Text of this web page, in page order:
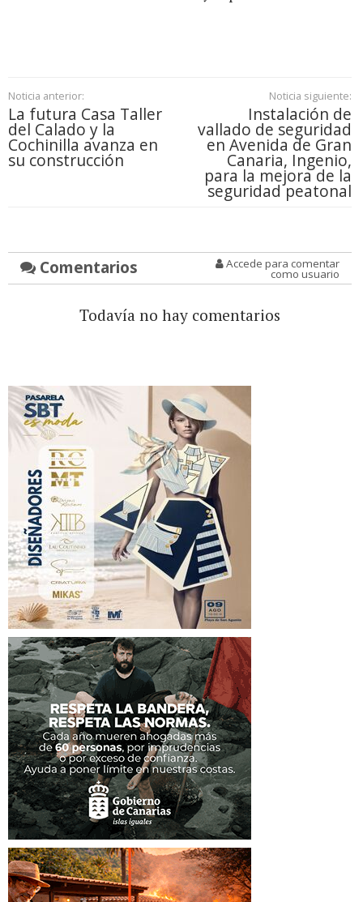
Noticia anterior:
La futura Casa Taller
del Calado y la
Cochinilla avanza en
su construcción
Noticia siguiente:
Instalación de
vallado de seguridad
en Avenida de Gran
Canaria, Ingenio,
para la mejora de la
seguridad peatonal
Comentarios Accede para comentar
como usuario
Todavía no hay comentarios